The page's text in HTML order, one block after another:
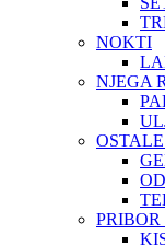
NOKTI
NJEGA